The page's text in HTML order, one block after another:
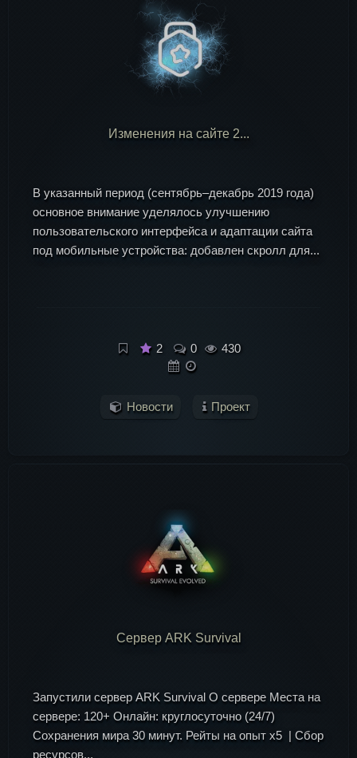
Изменения на сайте 2...
В указанный период (сентябрь–декабрь 2019 года)
основное внимание уделялось улучшению
пользовательского интерфейса и адаптации сайта
под мобильные устройства: добавлен скролл для...
2 0 430
Новости Проект
Сервер ARK Survival
Запустили сервер ARK Survival О сервере Места на
сервере: 120+ Онлайн: круглосуточно (24/7)
Сохранения мира 30 минут. Рейты на опыт х5 | Сбор
ресурсов...